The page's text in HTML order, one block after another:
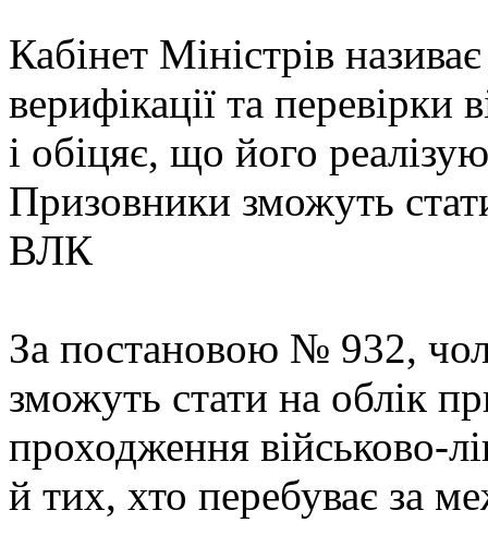
Кабінет Міністрів
верифікації та
і обіцяє, що його
Призовники зможуть
ВЛК
За постановою № 932,
зможуть стати на облік
проходження військово-
й тих, хто перебуває за